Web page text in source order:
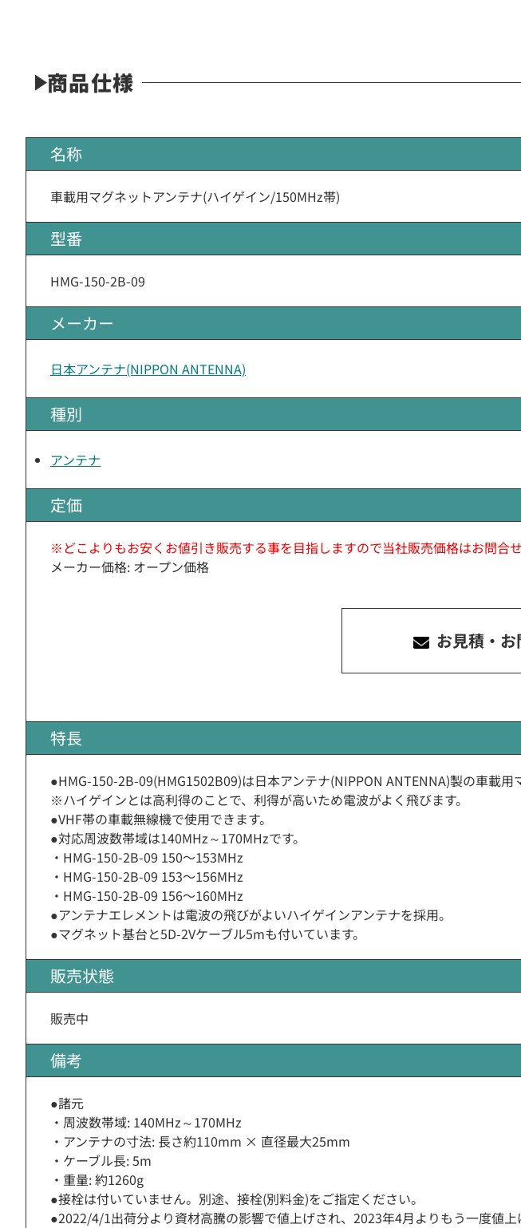
商品仕様
名称
車載用マグネットアンテナ(ハイゲイン/150MHz帯)
型番
HMG-150-2B-09
メーカー
日本アンテナ(NIPPON ANTENNA)
種別
アンテナ
定価
※どこよりもお安くお値引き販売する事を目指しますので当社販売価格はお問合
メーカー価格: オープン価格
お見積・
特長
●HMG-150-2B-09(HMG1502B09)は日本アンテナ(NIPPON ANTENNA)製の車載用
※ハイゲインとは高利得のことで、利得が高いため電波がよく飛びます。
●VHF帯の車載無線機で使用できます。
●対応周波数帯域は140MHz～170MHzです。
・HMG-150-2B-09 150〜153MHz
・HMG-150-2B-09 153〜156MHz
・HMG-150-2B-09 156〜160MHz
●アンテナエレメントは電波の飛びがよいハイゲインアンテナを採用。
●マグネット基台と5D-2Vケーブル5mも付いています。
販売状態
販売中
備考
●諸元
・周波数帯域: 140MHz～170MHz
・アンテナの寸法: 長さ約110mm × 直径最大25mm
・ケーブル長: 5m
・重量: 約1260g
●接栓は付いていません。別途、接栓(別料金)をご指定ください。
●2022/4/1出荷分より資材高騰の影響で値上げされ、2023年4月よりもう一度値上